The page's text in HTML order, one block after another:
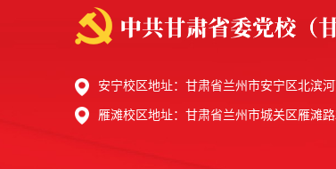
安宁校区地址：甘肃省兰州市安宁区北滨
雁滩校区地址：甘肃省兰州市城关区雁滩路